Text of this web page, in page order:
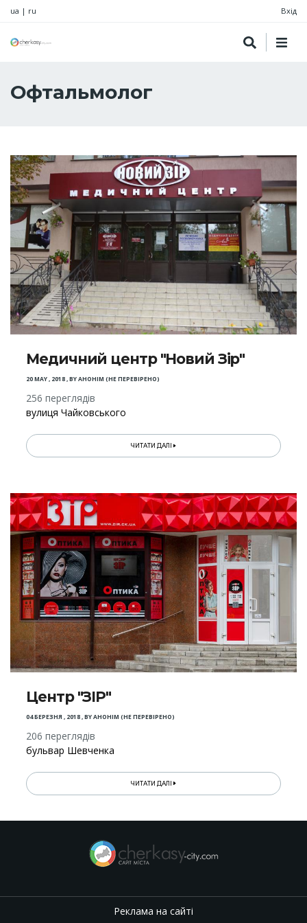
ua | ru Вхід
Офтальмолог
Медичний центр "Новий Зір"
20 MAY , 2018,BYАНОНІМ (НЕ ПЕРЕВІРЕНО)
256 переглядів
вулиця Чайковського
ЧИТАТИ ДАЛІ
Центр "ЗІР"
04 БЕРЕЗНЯ , 2018,BYАНОНІМ (НЕ ПЕРЕВІРЕНО)
206 переглядів
бульвар Шевченка
ЧИТАТИ ДАЛІ
Реклама на сайті